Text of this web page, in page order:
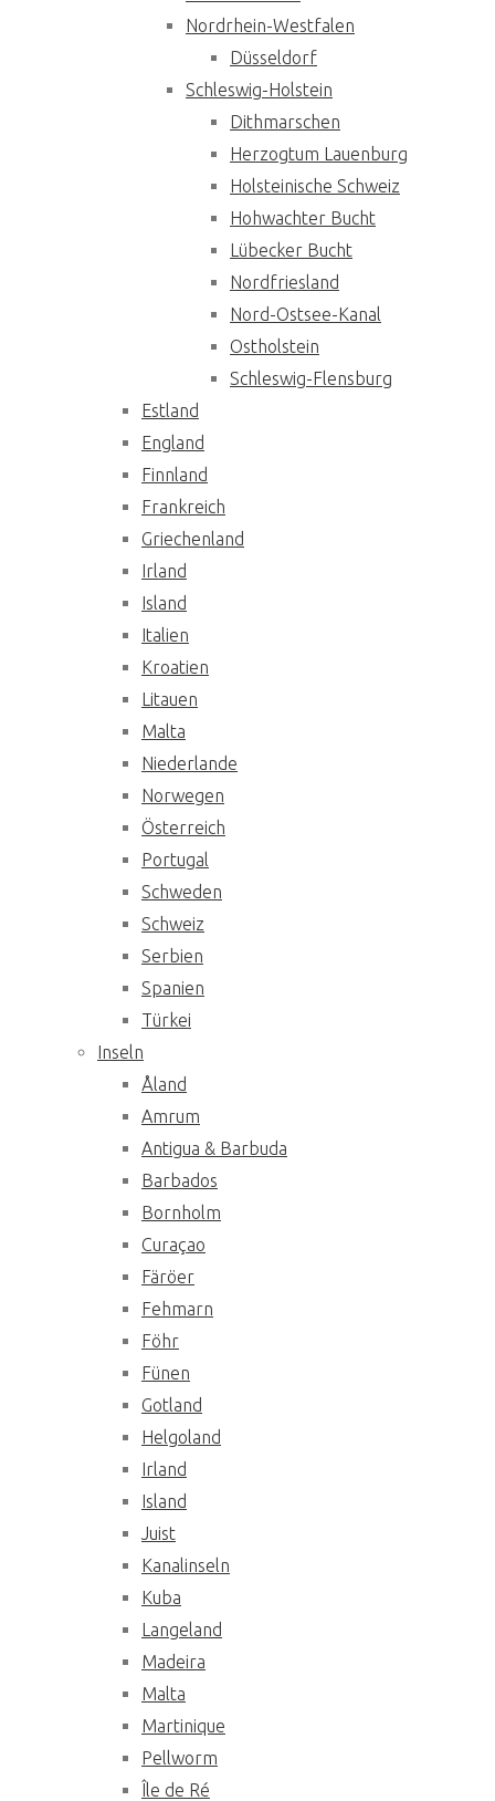
Nordrhein-Westfalen
Düsseldorf
Schleswig-Holstein
Dithmarschen
Herzogtum Lauenburg
Holsteinische Schweiz
Hohwachter Bucht
Lübecker Bucht
Nordfriesland
Nord-Ostsee-Kanal
Ostholstein
Schleswig-Flensburg
Estland
England
Finnland
Frankreich
Griechenland
Irland
Island
Italien
Kroatien
Litauen
Malta
Niederlande
Norwegen
Österreich
Portugal
Schweden
Schweiz
Serbien
Spanien
Türkei
Inseln
Åland
Amrum
Antigua & Barbuda
Barbados
Bornholm
Curaçao
Färöer
Fehmarn
Föhr
Fünen
Gotland
Helgoland
Irland
Island
Juist
Kanalinseln
Kuba
Langeland
Madeira
Malta
Martinique
Pellworm
Île de Ré